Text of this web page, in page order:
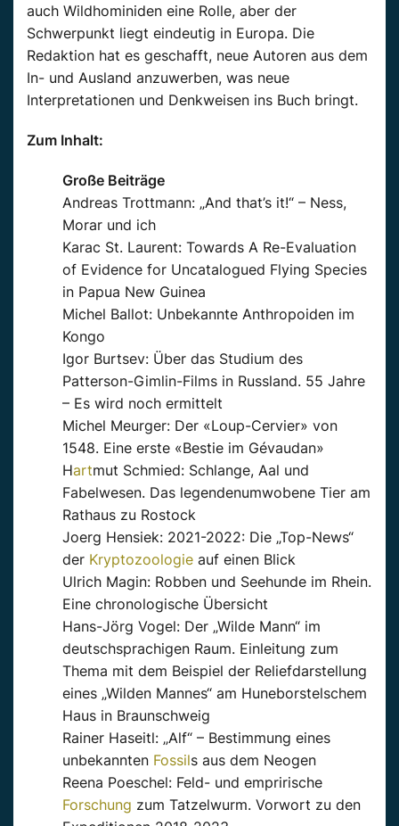
auch Wildhominiden eine Rolle, aber der
Schwerpunkt liegt eindeutig in Europa. Die
Redaktion hat es geschafft, neue Autoren aus dem
In- und Ausland anzuwerben, was neue
Interpretationen und Denkweisen ins Buch bringt.
Zum Inhalt:
Große Beiträge
Andreas Trottmann: „And that’s it!“ – Ness,
Morar und ich
Karac St. Laurent: Towards A Re-Evaluation
of Evidence for Uncatalogued Flying Species
in Papua New Guinea
Michel Ballot: Unbekannte Anthropoiden im
Kongo
Igor Burtsev: Über das Studium des
Patterson-Gimlin-Films in Russland. 55 Jahre
– Es wird noch ermittelt
Michel Meurger: Der «Loup-Cervier» von
1548. Eine erste «Bestie im Gévaudan»
Hartmut Schmied: Schlange, Aal und
Fabelwesen. Das legendenumwobene Tier am
Rathaus zu Rostock
Joerg Hensiek: 2021-2022: Die „Top-News“
der Kryptozoologie auf einen Blick
Ulrich Magin: Robben und Seehunde im Rhein.
Eine chronologische Übersicht
Hans-Jörg Vogel: Der „Wilde Mann“ im
deutschsprachigen Raum. Einleitung zum
Thema mit dem Beispiel der Reliefdarstellung
eines „Wilden Mannes“ am Huneborstelschem
Haus in Braunschweig
Rainer Haseitl: „Alf“ – Bestimmung eines
unbekannten Fossils aus dem Neogen
Reena Poeschel: Feld- und emprirische
Forschung zum Tatzelwurm. Vorwort zu den